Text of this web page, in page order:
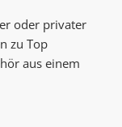
oder privater
zu Top
aus einem